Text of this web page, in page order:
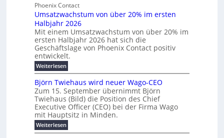
b
r
a
u
c
h
t
m
e
h
r
T
e
m
p
u
b
f
ü
r
m
o
d
e
r
n
e
E
e
N
H
-
S
i
c
h
e
r
u
n
g
s
l
e
i
l
i
g
u
n
g
b
e
m
2
0
2
h
r
f
a
c
h
d
u
r
c
f
ü
h
r
u
n
g
e
Phoenix Contact
Umsatzwachstum von über 20% im ersten
Halbjahr 2026
Mit einem Umsatzwachstum von über 20% im
ersten Halbjahr 2026 hat sich die
Geschäftslage von Phoenix Contact positiv
entwickelt.
Weiterlesen:
U
m
s
a
z
w
a
c
h
Björn Twiehaus wird neuer Wago-CEO
Zum 15. September übernimmt Björn
Twiehaus (Bild) die Position des Chief
Executive Officer (CEO) bei der Firma Wago
mit Hauptsitz in Minden.
Weiterlesen:
B